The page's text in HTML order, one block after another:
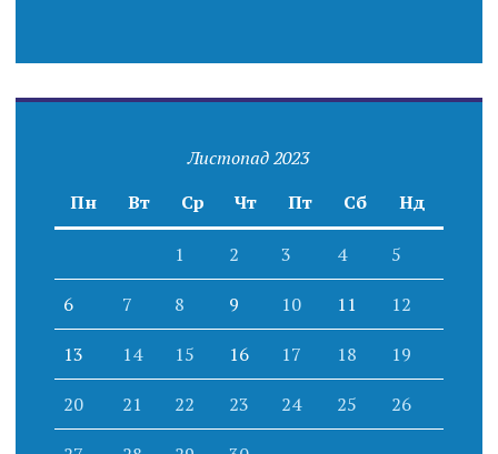
Листопад 2023
Пн
Вт Ср Чт Пт Сб Нд
1 2 3 4 5
6 7 8 9 10 11 12
13 14 15 16 17 18 19
20 21 22 23 24 25 26